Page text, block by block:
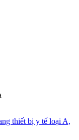
thiết bị y tế loại A,